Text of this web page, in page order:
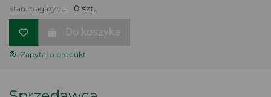
Stan magazynu: 0 szt.
Do koszyka
Zapytaj o produkt